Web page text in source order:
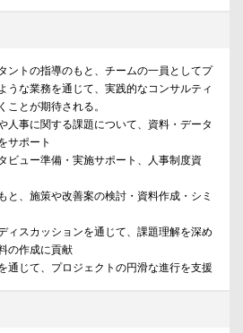
ントの指導のもと、チームの一員としてプ
うな業務を通じて、実践的なコンサルティ
ことが期待される。
人事に関する課題について、資料・データ
サポート
ビュー準備・実施サポート、人事制度資
と、施策や改善案の検討・資料作成・シミ
ィスカッションを通じて、課題理解を深め
の作成に貢献
通じて、プロジェクトの円滑な進行を支援